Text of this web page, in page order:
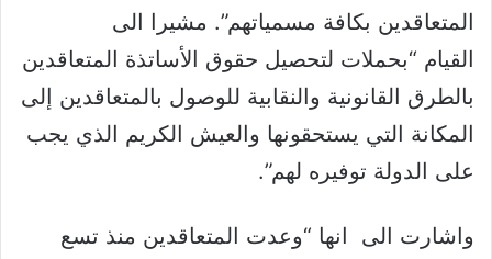
المتعاقدين بكافة مسمياتهم”. مشيرا الى
القيام “بحملات لتحصيل حقوق الأساتذة المتعاقدين
بالطرق القانونية والنقابية للوصول بالمتعاقدين إلى
المكانة التي يستحقونها والعيش الكريم الذي يجب
على الدولة توفيره لهم”.
واشارت الى انها “وعدت المتعاقدين منذ تسع